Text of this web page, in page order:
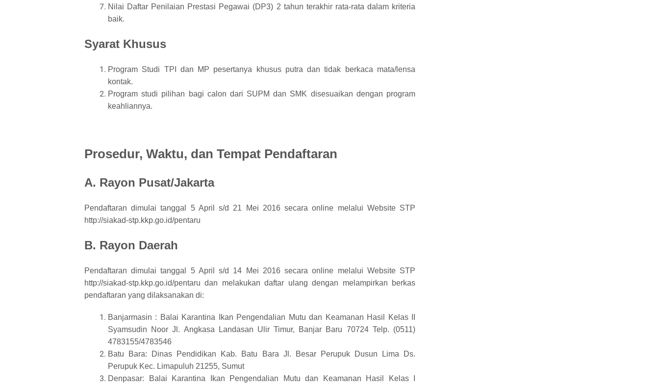
Nilai Daftar Penilaian Prestasi Pegawai (DP3) 2 tahun terakhir rata-rata dalam kriteria
baik.
Syarat Khusus
Program Studi TPI dan MP pesertanya khusus putra dan tidak berkaca mata/lensa
kontak.
Program studi pilihan bagi calon dari SUPM dan SMK disesuaikan dengan program
keahliannya.
Prosedur, Waktu, dan Tempat Pendaftaran
A. Rayon Pusat/Jakarta
Pendaftaran dimulai tanggal 5 April s/d 21 Mei 2016 secara online melalui Website STP
http://siakad-stp.kkp.go.id/pentaru
B. Rayon Daerah
Pendaftaran dimulai tanggal 5 April s/d 14 Mei 2016 secara online melalui Website STP
http://siakad-stp.kkp.go.id/pentaru dan melakukan daftar ulang dengan melampirkan berkas
pendaftaran yang dilaksanakan di:
Banjarmasin : Balai Karantina Ikan Pengendalian Mutu dan Keamanan Hasil Kelas II
Syamsudin Noor Jl. Angkasa Landasan Ulir Timur, Banjar Baru 70724 Telp. (0511)
4783155/4783546
Batu Bara: Dinas Pendidikan Kab. Batu Bara Jl. Besar Perupuk Dusun Lima Ds.
Perupuk Kec. Limapuluh 21255, Sumut
Denpasar: Balai Karantina Ikan Pengendalian Mutu dan Keamanan Hasil Kelas I